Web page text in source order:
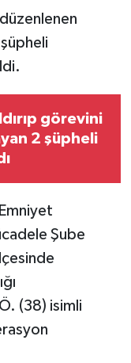
görevini
2 şüpheli
Şube
(38) isimli